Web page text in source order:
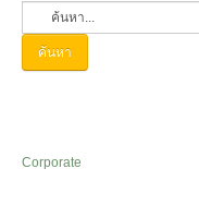
EXPLORE
Services
ค้นหา
Corporate